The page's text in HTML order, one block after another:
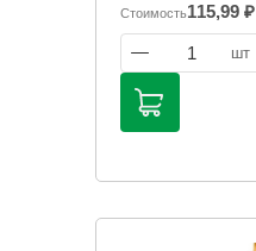
Стоимость115,99 ₽
1 шт